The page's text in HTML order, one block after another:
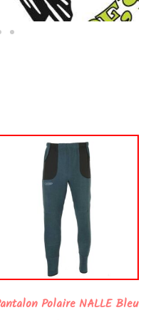
Polaire NALLE Bleu